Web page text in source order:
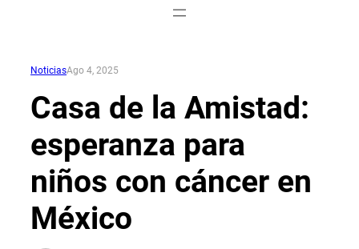
NoticiasAgo 4, 2025
Casa de la Amistad:
esperanza para
niños con cáncer en
México